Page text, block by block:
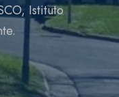
Istituto